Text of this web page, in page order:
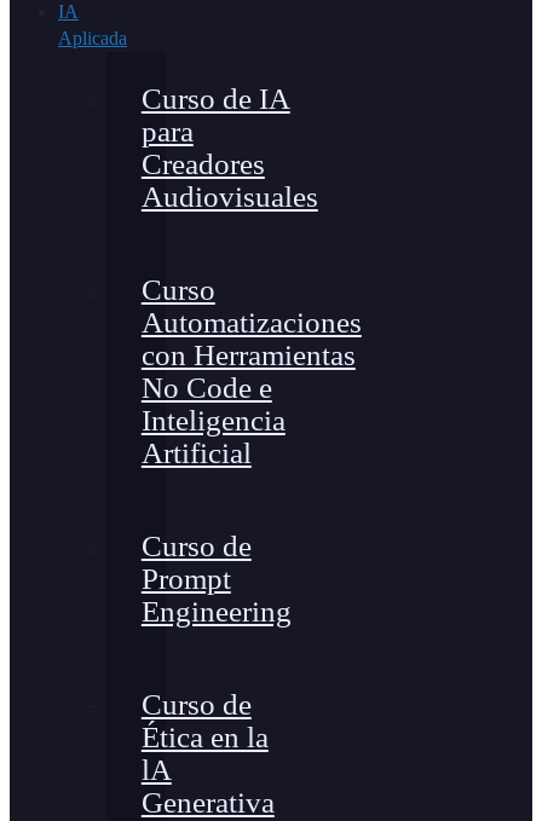
IA
Aplicada
Curso de IA
para
Creadores
Audiovisuales
Curso
Automatizaciones
con Herramientas
No Code e
Inteligencia
Artificial
Curso de
Prompt
Engineering
Curso de
Ética en la
lA
Generativa